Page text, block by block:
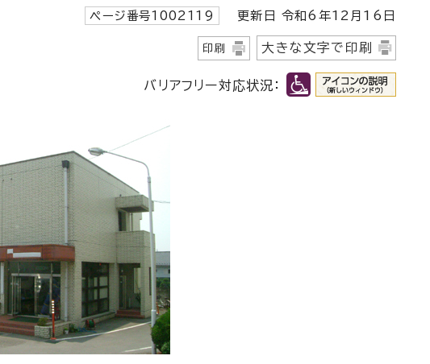
ページ番号1002119 更新日 令和6年12月16日
印刷 大きな文字で印刷
バリアフリー対応状況：